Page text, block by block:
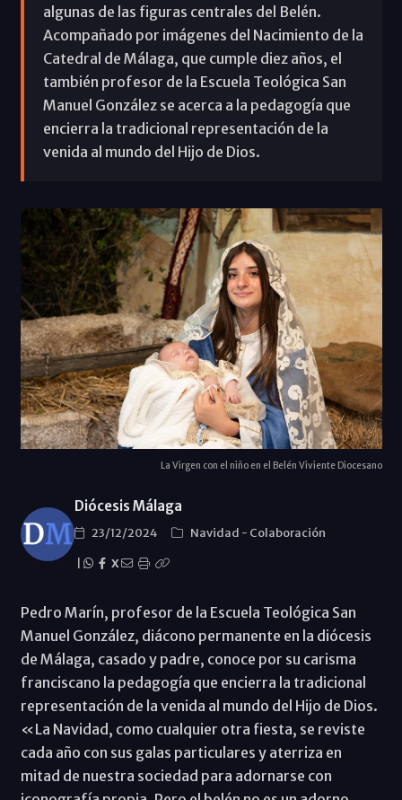
algunas de las figuras centrales del Belén.
Acompañado por imágenes del Nacimiento de la
Catedral de Málaga, que cumple diez años, el
también profesor de la Escuela Teológica San
Manuel González se acerca a la pedagogía que
encierra la tradicional representación de la
venida al mundo del Hijo de Dios.
La Virgen con el niño en el Belén Viviente Diocesano
Diócesis Málaga
23/12/2024 Navidad - Colaboración
X
Pedro Marín, profesor de la Escuela Teológica San
Manuel González, diácono permanente en la diócesis
de Málaga, casado y padre, conoce por su carisma
franciscano la pedagogía que encierra la tradicional
representación de la venida al mundo del Hijo de Dios.
«La Navidad, como cualquier otra fiesta, se reviste
cada año con sus galas particulares y aterriza en
mitad de nuestra sociedad para adornarse con